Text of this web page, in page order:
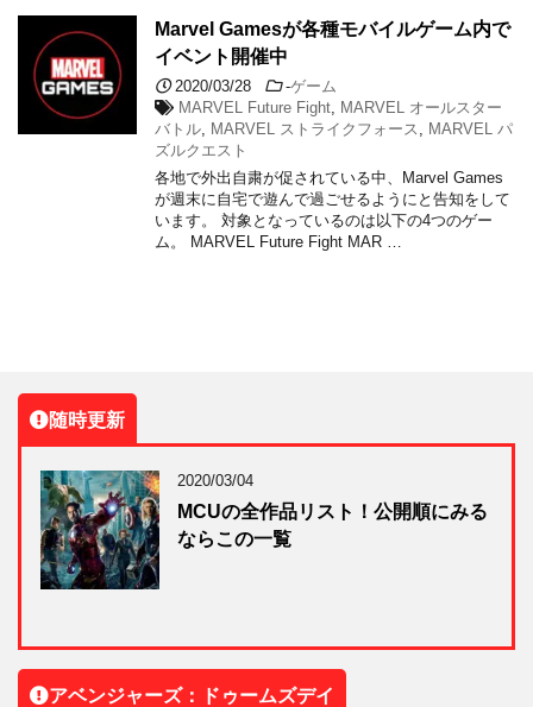
Marvel Gamesが各種モバイルゲーム内で
イベント開催中
2020/03/28 -ゲーム
MARVEL Future Fight
MARVEL オールスター
バトル
MARVEL ストライクフォース
MARVEL パ
ズルクエスト
各地で外出自粛が促されている中、Marvel Games
が週末に自宅で遊んで過ごせるようにと告知をして
います。 対象となっているのは以下の4つのゲー
ム。 MARVEL Future Fight MAR …
随時更新
2020/03/04
MCUの全作品リスト！公開順にみる
ならこの一覧
アベンジャーズ：ドゥームズデイ